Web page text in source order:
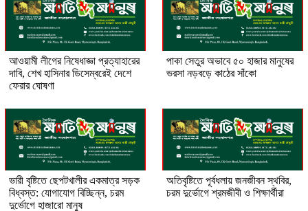
আওয়ামী লীগের নিষেধাজ্ঞা প্রত্যাহারের
দাবি, শেখ হাসিনার ডিসেম্বরেই দেশে
ফেরার ঘোষণা
পাকা সেতুর অভাবে ৫০ হাজার মানুষের
ভরসা নড়বড়ে কাঠের সাঁকো
ভারী বৃষ্টিতে ছেপটখালীর একমাত্র সড়ক
বিধ্বস্ত: যোগাযোগ বিচ্ছিন্ন, চরম
দুর্ভোগে হাজারো মানুষ
অতিবৃষ্টিতে পূর্বধলায় জনজীবন স্থবির,
চরম দুর্ভোগে শ্রমজীবী ও শিক্ষার্থীরা